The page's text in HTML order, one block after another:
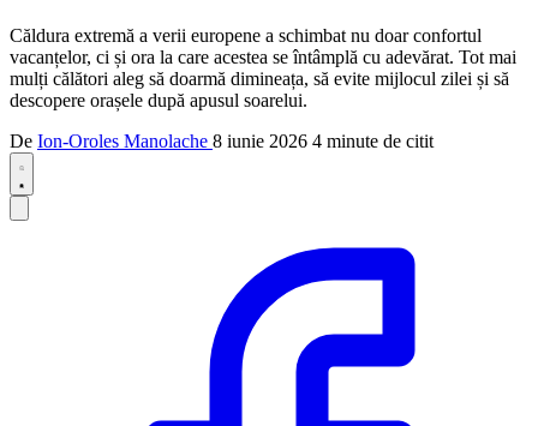
Căldura extremă a verii europene a schimbat nu doar confortul
vacanțelor, ci și ora la care acestea se întâmplă cu adevărat. Tot mai
mulți călători aleg să doarmă dimineața, să evite mijlocul zilei și să
descopere orașele după apusul soarelui.
De Ion-Oroles Manolache 8 iunie 2026 4 minute de citit